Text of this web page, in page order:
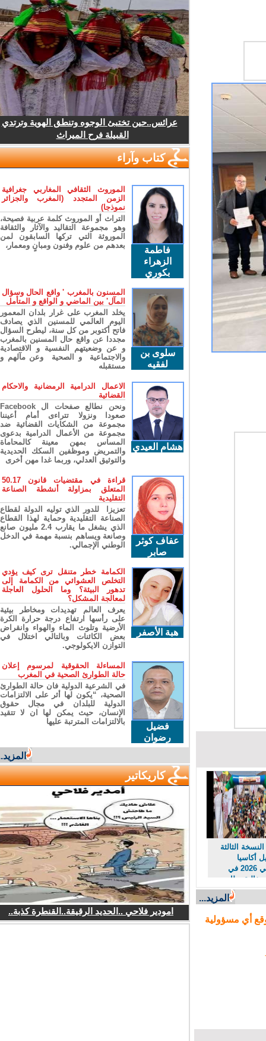
الثالثة
امسيصي 2026 في
بطابع
المزيد...
أي مسؤولية
عرائس..حين تختبئ الوجوه وتنطق الهوية وترتدي
القبيلة فرح الميراث
كتاب وآراء
فاطمة
الزهراء
بكوري
الموروث الثقافي المغاربي جغرافية
الزمن المتجدد (المغرب والجزائر
نموذجا)
التراث أو الموروث كلمة عربية فصيحة،
وهو مجموعة التقاليد والآثار والثقافة
الموروثة التي تركها السابقون لمن
بعدهم من علوم وفنون ومبانٍ ومعمار،
سلوى بن
لفقيه
المسنون بالمغرب ' واقع الحال وسؤال
المآل' بين الماضي و الواقع و المتأمل
يخلد المغرب على غرار بلدان المعمور
اليوم العالمي للمسنين الذي يصادف
فاتح أكتوبر من كل سنة، ليطرح السؤال
مجددا عن واقع حال المسنين بالمغرب
و عن وضعيتهم النفسية و الاقتصادية
والاجتماعية و الصحية وعن مآلهم و
مستقبله
هشام العيدي
الاعمال الدرامية الرمضانية والاحكام
القضائية
ونحن نطالع صفحات ال Facebook
صعودا ونزولا تتراءى أمام أعيننا
مجموعة من الشكايات القضائية ضد
مجموعة من الأعمال الدرامية بدعوى
المساس بمهن معينة كالمحاماة
والتمريض وموظفين السكك الحديدية
والتوثيق العدلي، وربما غدا مهن أخرى
عفاف كوثر
صابر
قراءة في مقتضيات قانون 50.17
المتعلق بمزاولة أنشطة الصناعة
التقليدية
تعزيزا للدور الذي توليه الدولة لقطاع
الصناعة التقليدية وحماية لهذا القطاع
الذي يشغل ما يقارب 2.4 مليون صانع
وصانعة ويساهم بنسبة مهمة في الدخل
الوطني الإجمالي.
هبة الأصفر
الكمامة خطر متنقل ترى كيف يؤدي
التخلص العشوائي من الكمامة إلى
تدهور البيئة؟ وما الحلول العاجلة
لمعالجة المشكل؟
يعرف العالم تهديدات ومخاطر بيئية
على رأسها ارتفاع درجة حرارة الكرة
الأرضية وتلوث الماء والهواء وانقراض
بعض الكائنات وبالتالي اختلال في
التوازن الايكولوجي.
فضيل
رضوان
المساءلة الحقوقية لمرسوم إعلان
حالة الطوارئ الصحية في المغرب
في الشرعية الدولية فان حالة الطوارئ
الصحية، “يكون لها أثر على الالتزامات
الدولية للبلدان في مجال حقوق
الإنسان، حيث يمكن لها ان لا تتقيد
بالالتزامات المترتبة عليها
المزيد...
كاريكاتير
امودير فلاحي ..الحديد الرقيقة..القنطرة كذبة..